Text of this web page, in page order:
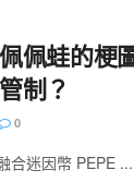
佩蛙的梗
制？
0
合迷因幣 PEPE ...